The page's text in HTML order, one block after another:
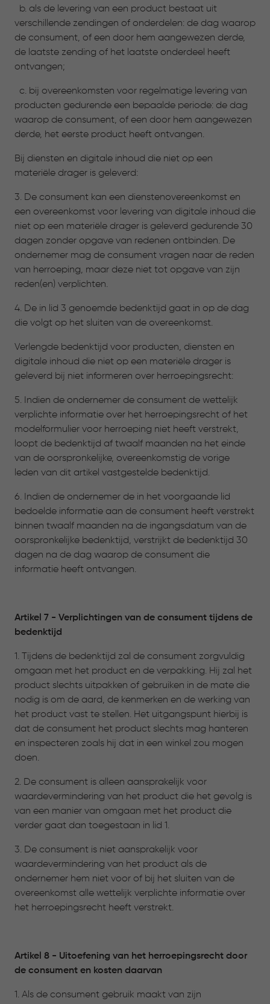
b. als de levering van een product bestaat uit
verschillende zendingen of onderdelen: de dag waarop
de consument, of een door hem aangewezen derde,
de laatste zending of het laatste onderdeel heeft
ontvangen;
c. bij overeenkomsten voor regelmatige levering van
producten gedurende een bepaalde periode: de dag
waarop de consument, of een door hem aangewezen
derde, het eerste product heeft ontvangen.
Bij diensten en digitale inhoud die niet op een
materiële drager is geleverd:
3. De consument kan een dienstenovereenkomst en
een overeenkomst voor levering van digitale inhoud die
niet op een materiële drager is geleverd gedurende 30
dagen zonder opgave van redenen ontbinden. De
ondernemer mag de consument vragen naar de reden
van herroeping, maar deze niet tot opgave van zijn
reden(en) verplichten.
4. De in lid 3 genoemde bedenktijd gaat in op de dag
die volgt op het sluiten van de overeenkomst.
Verlengde bedenktijd voor producten, diensten en
digitale inhoud die niet op een materiële drager is
geleverd bij niet informeren over herroepingsrecht:
5. Indien de ondernemer de consument de wettelijk
verplichte informatie over het herroepingsrecht of het
modelformulier voor herroeping niet heeft verstrekt,
loopt de bedenktijd af twaalf maanden na het einde
van de oorspronkelijke, overeenkomstig de vorige
leden van dit artikel vastgestelde bedenktijd.
6. Indien de ondernemer de in het voorgaande lid
bedoelde informatie aan de consument heeft verstrekt
binnen twaalf maanden na de ingangsdatum van de
oorspronkelijke bedenktijd, verstrijkt de bedenktijd 30
dagen na de dag waarop de consument die
informatie heeft ontvangen.
Artikel 7 - Verplichtingen van de consument tijdens de
bedenktijd
1. Tijdens de bedenktijd zal de consument zorgvuldig
omgaan met het product en de verpakking. Hij zal het
product slechts uitpakken of gebruiken in de mate die
nodig is om de aard, de kenmerken en de werking van
het product vast te stellen. Het uitgangspunt hierbij is
dat de consument het product slechts mag hanteren
en inspecteren zoals hij dat in een winkel zou mogen
doen.
2. De consument is alleen aansprakelijk voor
waardevermindering van het product die het gevolg is
van een manier van omgaan met het product die
verder gaat dan toegestaan in lid 1.
3. De consument is niet aansprakelijk voor
waardevermindering van het product als de
ondernemer hem niet voor of bij het sluiten van de
overeenkomst alle wettelijk verplichte informatie over
het herroepingsrecht heeft verstrekt.
Artikel 8 - Uitoefening van het herroepingsrecht door
de consument en kosten daarvan
1. Als de consument gebruik maakt van zijn